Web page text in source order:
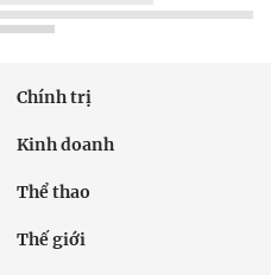
Chính trị
Kinh doanh
Thể thao
Thế giới